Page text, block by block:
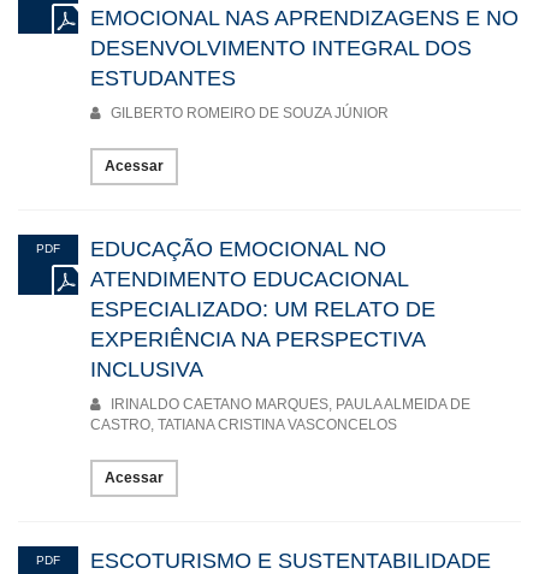
EMOCIONAL NAS APRENDIZAGENS E NO
DESENVOLVIMENTO INTEGRAL DOS
ESTUDANTES
GILBERTO ROMEIRO DE SOUZA JÚNIOR
Acessar
PDF
EDUCAÇÃO EMOCIONAL NO
ATENDIMENTO EDUCACIONAL
ESPECIALIZADO: UM RELATO DE
EXPERIÊNCIA NA PERSPECTIVA
INCLUSIVA
IRINALDO CAETANO MARQUES, PAULA ALMEIDA DE
CASTRO, TATIANA CRISTINA VASCONCELOS
Acessar
PDF
ESCOTURISMO E SUSTENTABILIDADE